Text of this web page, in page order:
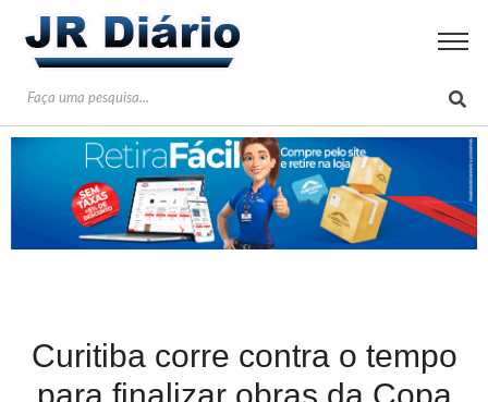
Curitiba corre contra o tempo